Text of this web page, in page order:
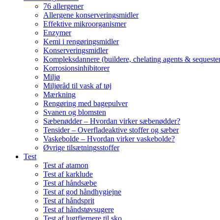
76 allergener
Allergene konserveringsmidler
Effektive mikroorganismer
Enzymer
Kemi i rengøringsmidler
Konserveringsmidler
Kompleksdannere (buildere, chelating agents &
Korrosionsinhibitorer
Miljø
Miljøråd til vask af tøj
Mærkning
Rengøring med bagepulver
Svanen og blomsten
Sæbenødder – Hvordan virker sæbenødder?
Tensider – Overfladeaktive stoffer og sæber
Vaskebolde – Hvordan virker vaskebolde?
Øvrige tilsætningsstoffer
Test
Test af atamon
Test af karklude
Test af håndsæbe
Test af god håndhygiejne
Test af håndsprit
Test af håndstøvsugere
Test af lugtfjernere til sko